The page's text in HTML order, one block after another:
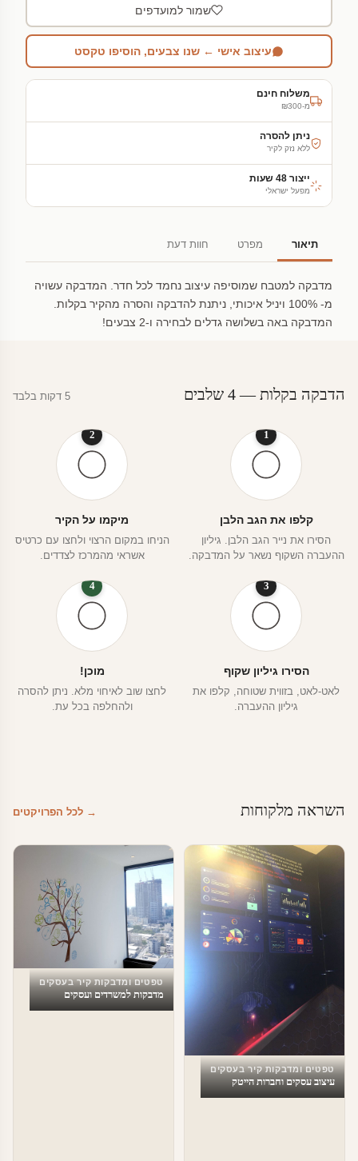
שמור למועדפים
עיצוב אישי ← שנו צבעים, הוסיפו טקסט
משלוח חינם
מ-₪300
ניתן להסרה
ללא נזק לקיר
ייצור 48 שעות
מפעל ישראלי
תיאור מפרט חוות דעת
מדבקה למטבח שמוסיפה עיצוב נחמד לכל חדר. המדבקה עשויה
מ- 100% ויניל איכותי, ניתנת להדבקה והסרה מהקיר בקלות.
המדבקה באה בשלושה גדלים לבחירה ו-2 צבעים!
הדבקה בקלות — 4 שלבים 5 דקות בלבד
1
קלפו את הגב הלבן
הסירו את נייר הגב הלבן. גיליון
ההעברה השקוף נשאר על המדבקה.
2
מיקמו על הקיר
הניחו במקום הרצוי ולחצו עם כרטיס
אשראי מהמרכז לצדדים.
3
הסירו גיליון שקוף
לאט-לאט, בזווית שטוחה, קלפו את
גיליון ההעברה.
4
מוכן!
לחצו שוב לאיחוי מלא. ניתן להסרה
ולהחלפה בכל עת.
השראה מלקוחות → לכל הפרויקטים
טפטים ומדבקות קיר בעסקים
עיצוב עסקים וחברות הייטק
טפטים ומדבקות קיר בעסקים
מדבקות למשרדים ועסקים